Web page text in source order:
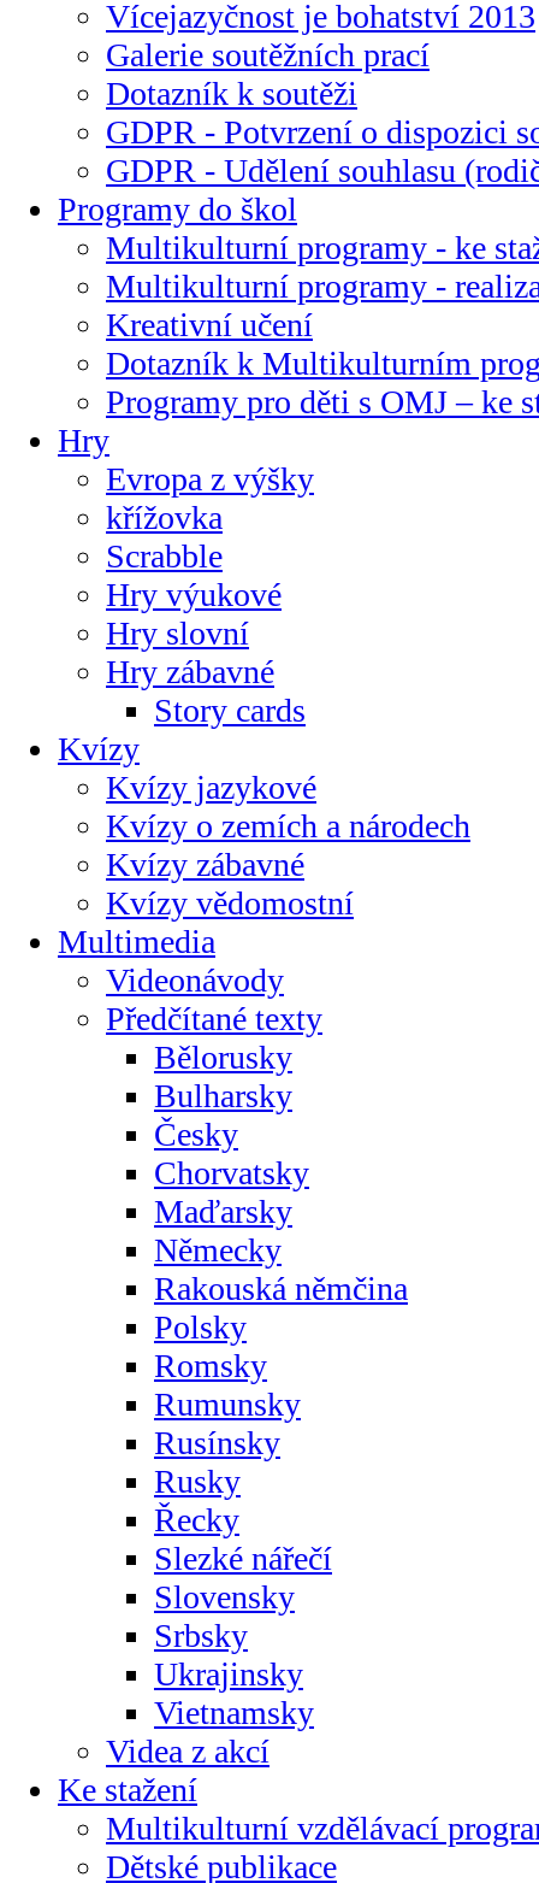
Vícejazyčnost je bohatství 2013
Galerie soutěžních prací
Dotazník k soutěži
GDPR - Potvrzení o dispozici
GDPR - Udělení souhlasu
Programy do škol
Multikulturní programy - ke
Multikulturní programy -
Kreativní učení
Dotazník k Multikulturním
Programy pro děti s OMJ – ke
Hry
Evropa z výšky
křížovka
Scrabble
Hry výukové
Hry slovní
Hry zábavné
Story cards
Kvízy
Kvízy jazykové
Kvízy o zemích a národech
Kvízy zábavné
Kvízy vědomostní
Multimedia
Videonávody
Předčítané texty
Bělorusky
Bulharsky
Česky
Chorvatsky
Maďarsky
Německy
Rakouská němčina
Polsky
Romsky
Rumunsky
Rusínsky
Rusky
Řecky
Slezké nářečí
Slovensky
Srbsky
Ukrajinsky
Vietnamsky
Videa z akcí
Ke stažení
Multikulturní vzdělávací
Dětské publikace